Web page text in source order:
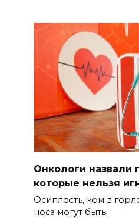
Онкологи назвали
которые нельзя
Осиплость, ком в
носа могут быть